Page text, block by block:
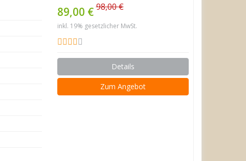
89,00 €98,00 €
inkl. 19% gesetzlicher MwSt.
Details
Zum Angebot